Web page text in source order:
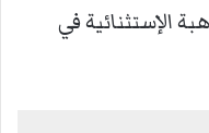
الإستثنائية في